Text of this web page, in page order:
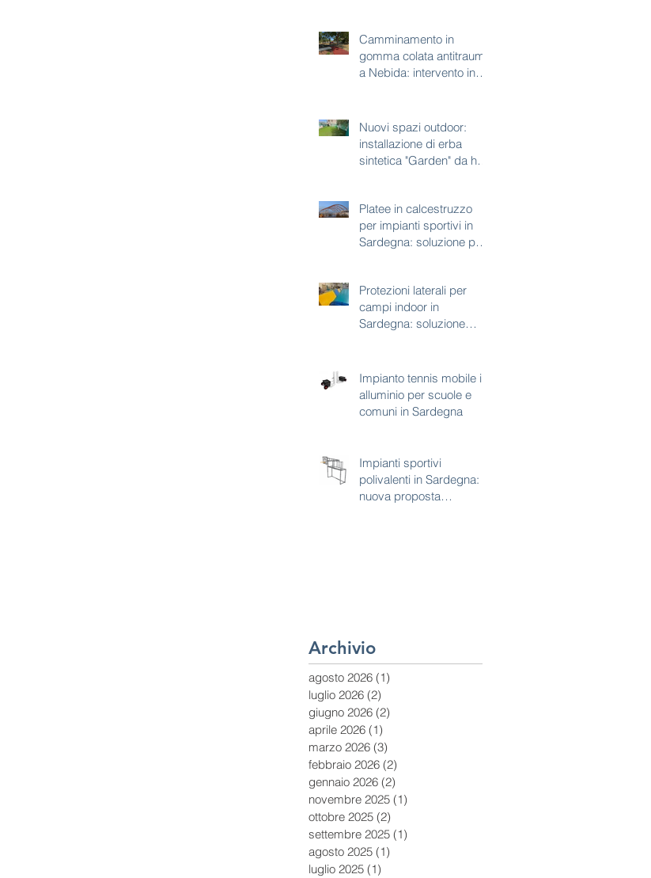
Camminamento in
gomma colata antitrauma
a Nebida: intervento in
Nuovi spazi outdoor:
installazione di erba
sintetica "Garden" da h35
Platee in calcestruzzo
per impianti sportivi in
Sardegna: soluzione per
Protezioni laterali per
campi indoor in
Sardegna: soluzione
Impianto tennis mobile in
alluminio per scuole e
comuni in Sardegna
Impianti sportivi
polivalenti in Sardegna:
nuova proposta
Archivio
agosto 2026 (1)
luglio 2026 (2)
giugno 2026 (2)
aprile 2026 (1)
marzo 2026 (3)
febbraio 2026 (2)
gennaio 2026 (2)
novembre 2025 (1)
ottobre 2025 (2)
settembre 2025 (1)
agosto 2025 (1)
luglio 2025 (1)